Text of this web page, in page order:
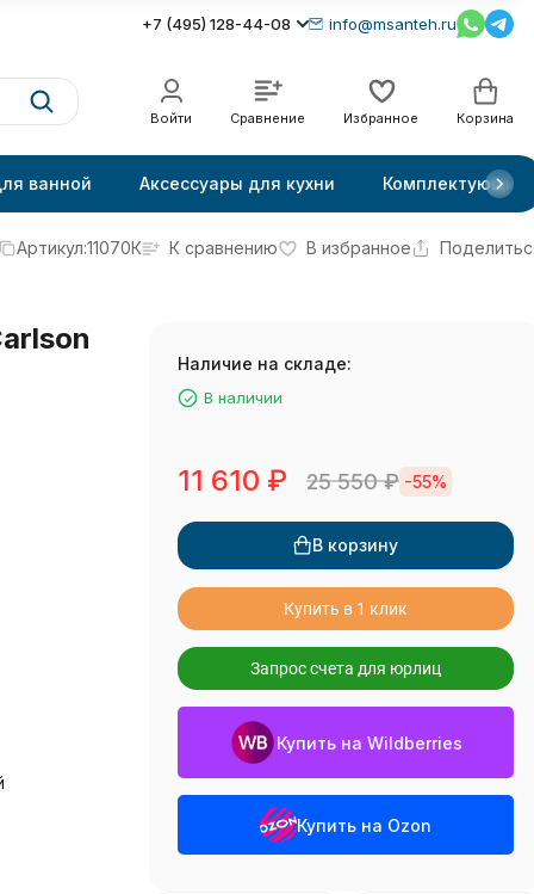
+7 (495) 128-44-08 info@msanteh.ru
Войти Сравнение Избранное Корзина
ванной Аксессуары для кухни Комплектующие
Артикул:11070К К сравнению В избранное
Наличие на складе:
В наличии
11 610 ₽ 25 550₽ -55%
В корзину
Купить в 1 клик
Запрос счета для юрлиц
Купить на Wildberries
Купить на Ozon